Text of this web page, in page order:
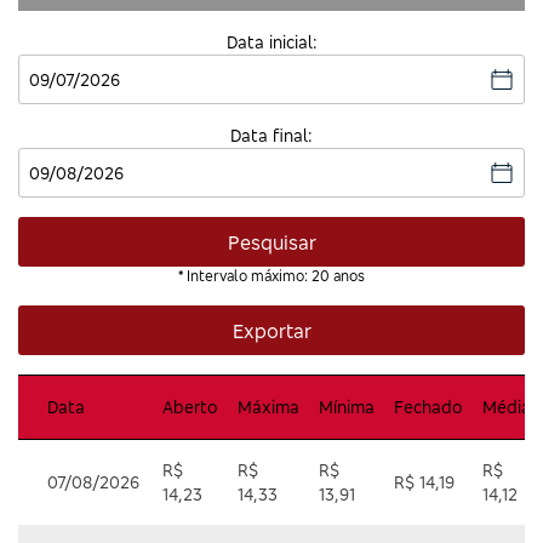
Data inicial:
Data final:
Pesquisar
* Intervalo máximo: 20 anos
Exportar
Data Aberto Máxima Mínima Fechado Média
07/08/2026
R$
14,23
R$
14,33
R$
13,91
R$ 14,19
R$
14,12